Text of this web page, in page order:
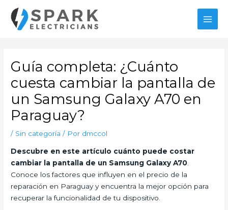
contenido
Guía completa: ¿Cuánto
cuesta cambiar la pantalla de
un Samsung Galaxy A70 en
Paraguay?
/ Sin categoría / Por dmccol
Descubre en este artículo cuánto puede costar
cambiar la pantalla de un Samsung Galaxy A70
Conoce los factores que influyen en el precio de la
reparación en Paraguay y encuentra la mejor opción para
recuperar la funcionalidad de tu dispositivo.